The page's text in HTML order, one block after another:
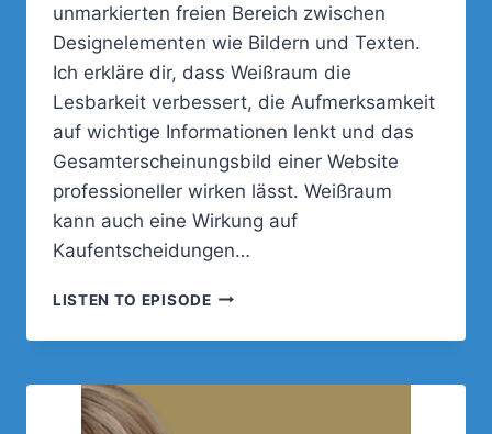
unmarkierten freien Bereich zwischen
Designelementen wie Bildern und Texten.
Ich erkläre dir, dass Weißraum die
Lesbarkeit verbessert, die Aufmerksamkeit
auf wichtige Informationen lenkt und das
Gesamterscheinungsbild einer Website
professioneller wirken lässt. Weißraum
kann auch eine Wirkung auf
Kaufentscheidungen…
LISTEN TO EPISODE054
WEISSRAUM: D
NSICHTBARE H